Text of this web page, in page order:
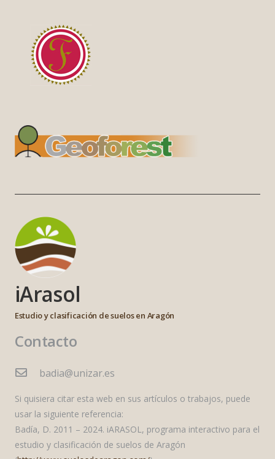
iArasol
Estudio y clasificación de suelos en Aragón
Contacto
badia@unizar.es
Si quisiera citar esta web en sus artículos o trabajos, puede
usar la siguiente referencia:
Badía, D. 2011 – 2024. iARASOL, programa interactivo para el
estudio y clasificación de suelos de Aragón